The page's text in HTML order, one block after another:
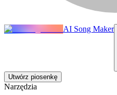
AI Song Maker
Utwórz piosenkę
Narzędzia